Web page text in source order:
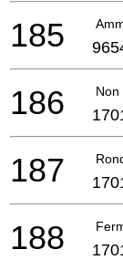
185
Non
186
187
188